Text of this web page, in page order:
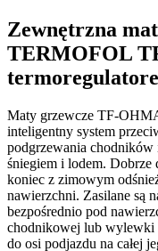
Zewnętrzna
TERMOFOL
Maty grzewcze TF-
inteligentny system
podgrzewania
śniegiem i lodem.
koniec z zimowym
nawierzchni. Zasilane są
bezpośrednio pod
chodnikowej lub wylewki
do osi podjazdu na całej